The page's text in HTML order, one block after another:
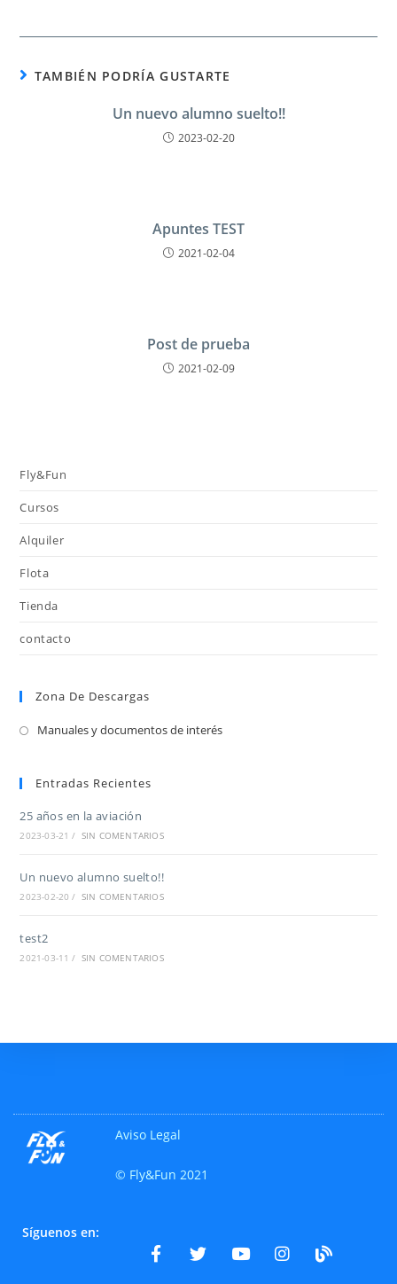
TAMBIÉN PODRÍA GUSTARTE
Un nuevo alumno suelto!!
2023-02-20
Apuntes TEST
2021-02-04
Post de prueba
2021-02-09
Fly&Fun
Cursos
Alquiler
Flota
Tienda
contacto
Zona De Descargas
Manuales y documentos de interés
Entradas Recientes
25 años en la aviación
2023-03-21 / SIN COMENTARIOS
Un nuevo alumno suelto!!
2023-02-20 / SIN COMENTARIOS
test2
2021-03-11 / SIN COMENTARIOS
Aviso Legal
© Fly&Fun 2021
Síguenos en: